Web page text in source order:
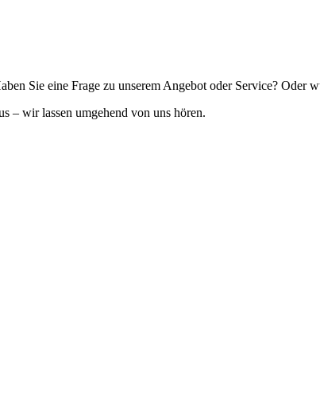
Sie eine Frage zu unserem Angebot oder Service? Oder
– wir lassen umgehend von uns hören.